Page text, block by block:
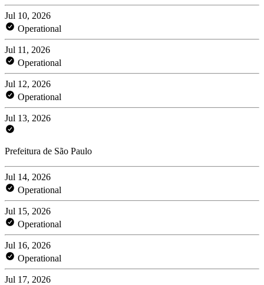
Jul 10, 2026
Operational
Jul 11, 2026
Operational
Jul 12, 2026
Operational
Jul 13, 2026
Prefeitura de São Paulo
Jul 14, 2026
Operational
Jul 15, 2026
Operational
Jul 16, 2026
Operational
Jul 17, 2026